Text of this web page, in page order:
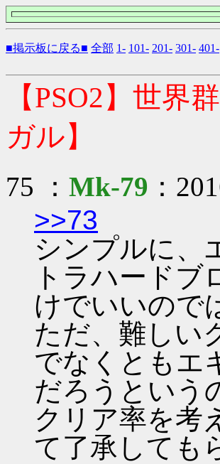
■掲示板に戻る■ 全部 1- 101- 201- 301- 401-
【PSO2】世
ガル】
75 ： Mk-79 ：
>>73
シンプルに、
トラハード
けでいいので
ただ、難しい
でなくともエ
だろうという
クリア率を考
て了承しても